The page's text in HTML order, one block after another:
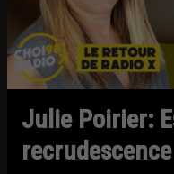
Julie Poirier: